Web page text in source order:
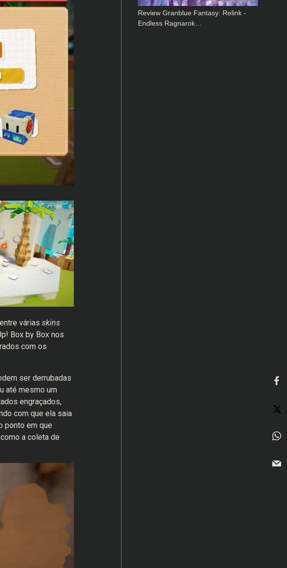
várias skins
Box by Box nos
com os
ser derrubadas
até mesmo um
engraçados,
com que ela saia
ponto em que
a coleta de
Review Granblue Fantasy: Relink -
Endless Ragnarok…